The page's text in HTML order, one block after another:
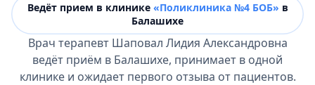
Ведёт прием в клинике «Поликлиника №4 БОБ» в
Балашихе
Врач терапевт Шаповал Лидия Александровна
ведёт приём в Балашихе, принимает в одной
клинике и ожидает первого отзыва от пациентов.